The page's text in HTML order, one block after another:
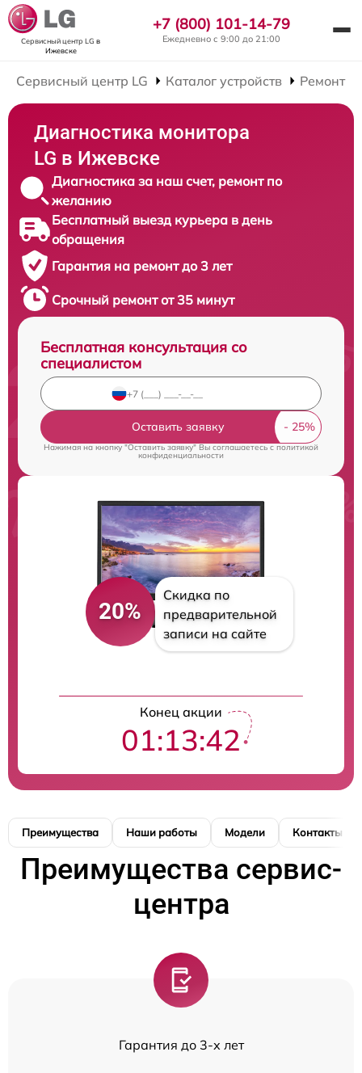
Сервисный центр LG в
Ижевске
+7 (800) 101-14-79
Ежедневно с 9:00 до 21:00
Сервисный центр LG Каталог устройств Ремонт
Диагностика монитора
LG в Ижевске
Диагностика за наш счет, ремонт по
желанию
Бесплатный выезд курьера в день
обращения
Гарантия на ремонт до 3 лет
Срочный ремонт от 35 минут
Бесплатная консультация со
специалистом
Оставить заявку
Нажимая на кнопку "Оставить заявку" Вы соглашаетесь cполитикой
конфиденциальности
20%
Скидка по
предварительной
записи на сайте
Конец акции
01:13:42
Преимущества Наши работы Модели Контакты
Преимущества сервис-
центра
Гарантия до 3-х лет